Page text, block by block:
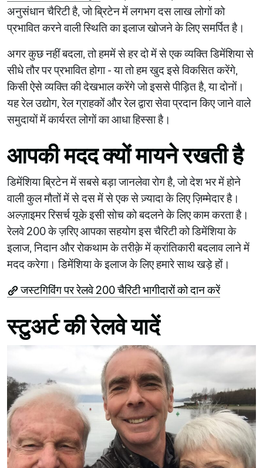
अनुसंधान चैरिटी है, जो ब्रिटेन में लगभग दस लाख लोगों को
प्रभावित करने वाली स्थिति का इलाज खोजने के लिए समर्पित है।
अगर कुछ नहीं बदला, तो हममें से हर दो में से एक व्यक्ति डिमेंशिया से
सीधे तौर पर प्रभावित होगा - या तो हम खुद इसे विकसित करेंगे,
किसी ऐसे व्यक्ति की देखभाल करेंगे जो इससे पीड़ित है, या दोनों।
यह रेल उद्योग, रेल ग्राहकों और रेल द्वारा सेवा प्रदान किए जाने वाले
समुदायों में कार्यरत लोगों का आधा हिस्सा है।
आपकी मदद क्यों मायने रखती है
डिमेंशिया ब्रिटेन में सबसे बड़ा जानलेवा रोग है, जो देश भर में होने
वाली कुल मौतों में से दस में से एक से ज़्यादा के लिए ज़िम्मेदार है।
अल्ज़ाइमर रिसर्च यूके इसी सोच को बदलने के लिए काम करता है।
रेलवे 200 के ज़रिए आपका सहयोग इस चैरिटी को डिमेंशिया के
इलाज, निदान और रोकथाम के तरीक़े में क्रांतिकारी बदलाव लाने में
मदद करेगा। डिमेंशिया के इलाज के लिए हमारे साथ खड़े हों।
जस्टगिविंग पर रेलवे 200 चैरिटी भागीदारों को दान करें
स्टुअर्ट की रेलवे यादें